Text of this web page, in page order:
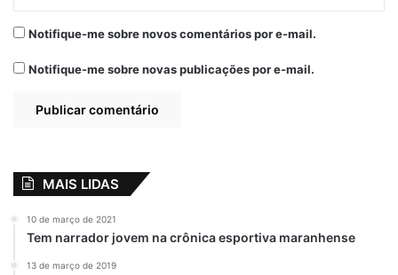
Notifique-me sobre novos comentários por e-mail.
Notifique-me sobre novas publicações por e-mail.
MAIS LIDAS
10 de março de 2021
Tem narrador jovem na crônica esportiva maranhense
13 de março de 2019